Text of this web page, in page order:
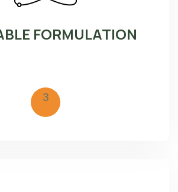
FORMULATION
3